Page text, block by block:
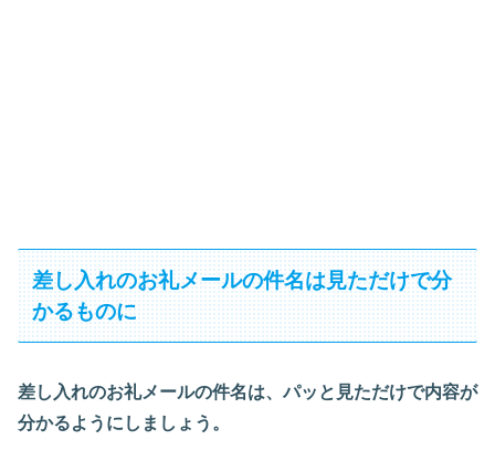
差し入れのお礼メールの件名は見ただけで分
かるものに
差し入れのお礼メールの件名は、パッと見ただけで内容が
分かるようにしましょう。